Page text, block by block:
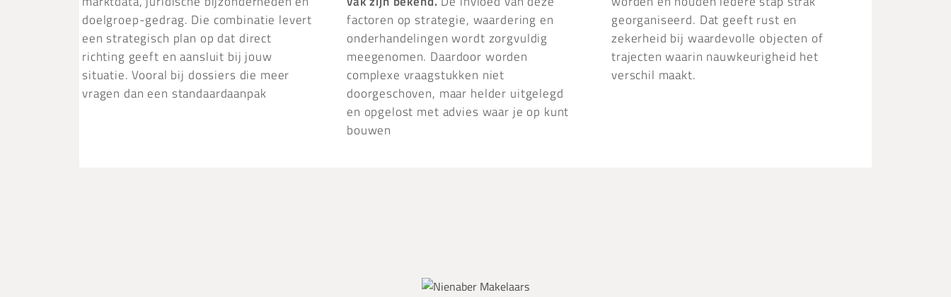
doelgroep-gedrag. Die combinatie levert
een strategisch plan op dat direct
richting geeft en aansluit bij jouw
situatie. Vooral bij dossiers die meer
vragen dan een standaardaanpak
factoren op strategie, waardering en
onderhandelingen wordt zorgvuldig
meegenomen. Daardoor worden
complexe vraagstukken niet
doorgeschoven, maar helder uitgelegd
en opgelost met advies waar je op kunt
bouwen
georganiseerd. Dat geeft rust en
zekerheid bij waardevolle objecten of
trajecten waarin nauwkeurigheid het
verschil maakt.